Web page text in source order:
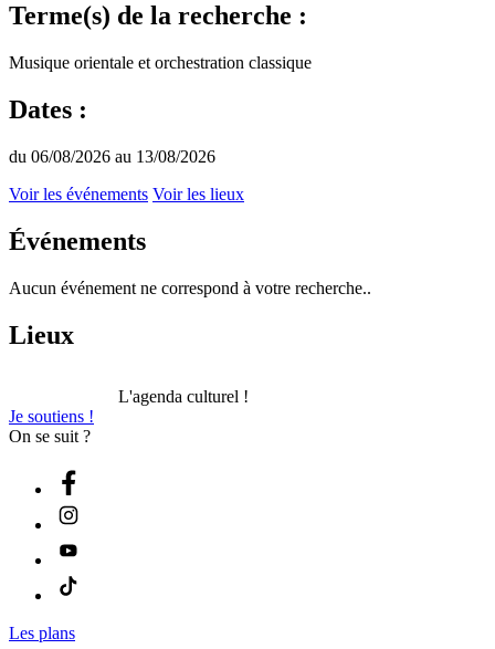
Terme(s) de la recherche :
Musique orientale et orchestration classique
Dates :
du 06/08/2026 au 13/08/2026
Voir les événements Voir les lieux
Événements
Aucun événement ne correspond à votre recherche..
Lieux
L'agenda culturel !
Je soutiens !
On se suit ?
Les plans